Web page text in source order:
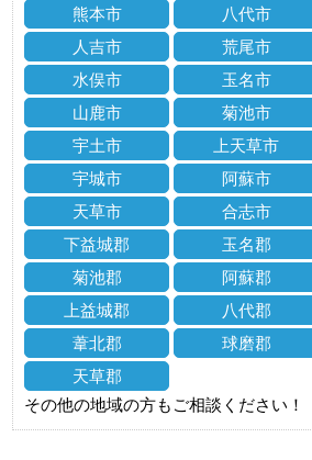
熊本市
八代市
人吉市
荒尾市
水俣市
玉名市
山鹿市
菊池市
宇土市
上天草市
宇城市
阿蘇市
天草市
合志市
下益城郡
玉名郡
菊池郡
阿蘇郡
上益城郡
八代郡
葦北郡
球磨郡
天草郡
その他の地域の方もご相談ください！